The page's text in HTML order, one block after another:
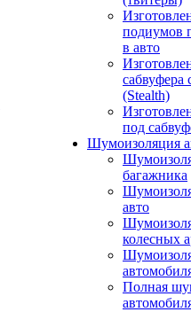
подиумов
в авто
сабвуфера
(Stealth)
под
Шумоизоляция
багажника
авто
колесных
Полная